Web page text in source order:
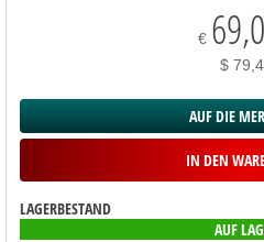
€
$
AUF DIE
IN DEN
LAGERBESTAND
AUF